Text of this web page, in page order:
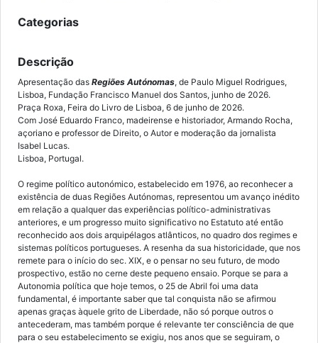
Categorias
Descrição
Apresentação das Regiões Autónomas, de Paulo Miguel Rodrigues,
Lisboa, Fundação Francisco Manuel dos Santos, junho de 2026.
Praça Roxa, Feira do Livro de Lisboa, 6 de junho de 2026.
Com José Eduardo Franco, madeirense e historiador, Armando Rocha,
açoriano e professor de Direito, o Autor e moderação da jornalista
Isabel Lucas.
Lisboa, Portugal.
O regime político autonómico, estabelecido em 1976, ao reconhecer a
existência de duas Regiões Autónomas, representou um avanço inédito
em relação a qualquer das experiências político-administrativas
anteriores, e um progresso muito significativo no Estatuto até então
reconhecido aos dois arquipélagos atlânticos, no quadro dos regimes e
sistemas políticos portugueses. A resenha da sua historicidade, que nos
remete para o início do sec. XIX, e o pensar no seu futuro, de modo
prospectivo, estão no cerne deste pequeno ensaio. Porque se para a
Autonomia política que hoje temos, o 25 de Abril foi uma data
fundamental, é importante saber que tal conquista não se afirmou
apenas graças àquele grito de Liberdade, não só porque outros o
antecederam, mas também porque é relevante ter consciência de que
para o seu estabelecimento se exigiu, nos anos que se seguiram, o